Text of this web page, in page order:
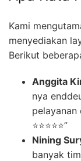
Kami
menyediakan
Berikut
Anggita
nya
pelayanan
⭐⭐⭐⭐⭐”
Nining
banyak